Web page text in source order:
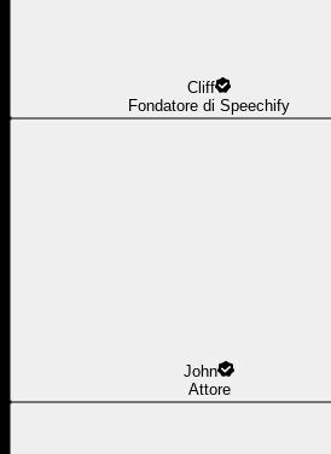
Cliff
Fondatore di Speechify
John
Attore